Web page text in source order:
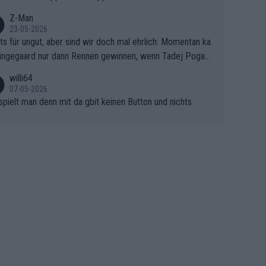
bei so einem harten Aufstieg einmal den Moment verpa
der Konkurrentin die "zweite Luft" schenkt, ist der Sc
am Berg kaum noch zu reparieren.Vor uns liegt nun das
Finale Richtung Nizza. Niewiadoma hat psychologisch O
aber SD Worx und Vollering müssen jetzt All-In ge
Z-Man
23-05-2026
für ungut, aber sind wir doch mal ehrlich: Momentan ka
nur dann Rennen gewinnen, wenn Tadej Pogaca
willi64
07-05-2026
man denn mit da gbit keinen Button und nichts